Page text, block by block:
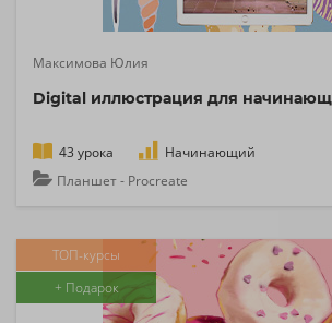
Максимова Юлия
Digital иллюстрация для
43 урока
Начинающий
Планшет - Procreate
ТОП-курсы
+ Подарок